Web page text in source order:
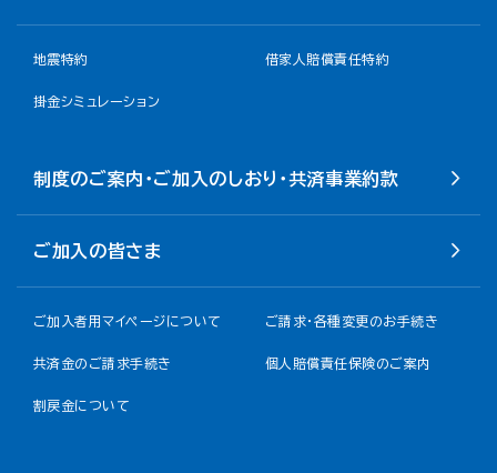
地震特約 借家人賠償責任特約
掛金シミュレーション
制度のご案内・ご加入のしおり・共済事業約款
ご加入の皆さま
ご加入者用マイページについて ご請求・各種変更のお手続き
共済金のご請求手続き 個人賠償責任保険のご案内
割戻金について​